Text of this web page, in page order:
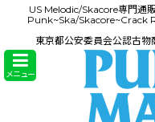
US Melodic/Skacore専門
Punk~Ska/Skacore~Crack
東京都公安委員会公認古
メニュー